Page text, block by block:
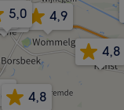
4,8 4,9
5,0
4,8
4,8
5,0